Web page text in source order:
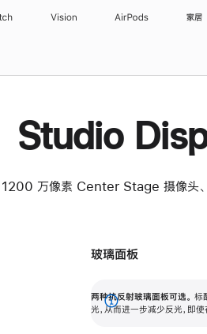
Vision AirPods 家居
Studio
万像素 Center Stage 摄像头、
有高亮光源的场所使用，也能保持出色
玻璃面板
两种抗反射玻璃面板可选。 标
光，从而进一步减少反光，即
展